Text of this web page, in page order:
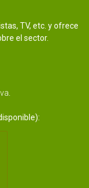
TV, etc. y ofrece
el sector.